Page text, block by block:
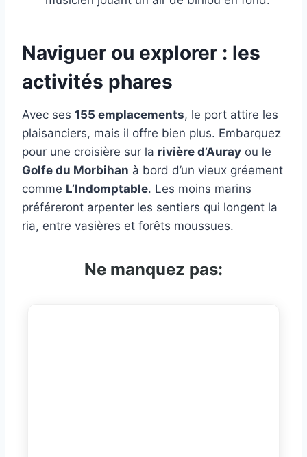
Naviguer ou explorer : les
activités phares
Avec ses 155 emplacements, le port attire les
plaisanciers, mais il offre bien plus. Embarquez
pour une croisière sur la rivière d’Auray ou le
Golfe du Morbihan à bord d’un vieux gréement
comme L’Indomptable. Les moins marins
préféreront arpenter les sentiers qui longent la
ria, entre vasières et forêts moussues.
Ne manquez pas: